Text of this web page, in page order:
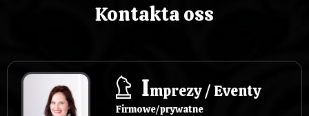
Kontakta oss
Imprezy / Eventy
Firmowe/prywatne